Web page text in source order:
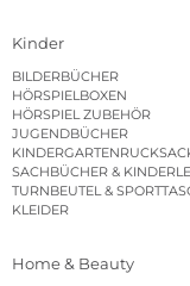
Kinder
BILDERBÜCHER
HÖRSPIELBOXEN
HÖRSPIEL ZUBEHÖR
JUGENDBÜCHER
SACHBÜCHER &
TURNBEUTEL &
KLEIDER
Home & Beauty